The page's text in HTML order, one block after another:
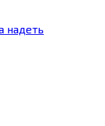
надеть